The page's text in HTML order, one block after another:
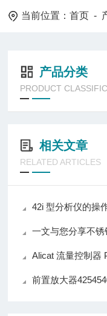
当前位置：首页 -
产品分类
PRODUCT
相关文章
RELATED ARTICLES
42i 型分析仪的操
一文与您分享不
Alicat 流量控制器
前置放大器